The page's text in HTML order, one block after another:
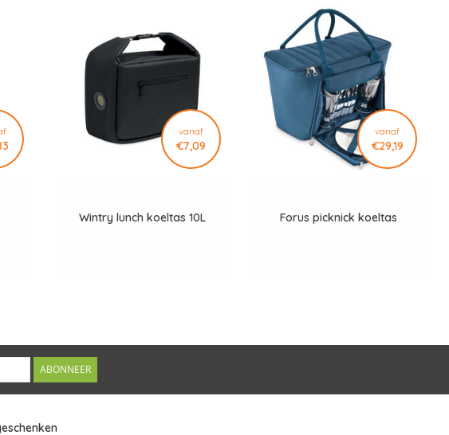
vanaf
€7,09
Wintry lunch koeltas 10L
vanaf
€29,19
Forus picknick koeltas
ABONNEER